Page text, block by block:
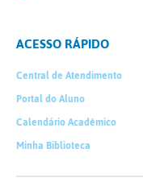
ACESSO RÁPIDO
Central de Atendimento
Portal do Aluno
Calendário Acadêmico
Minha Biblioteca